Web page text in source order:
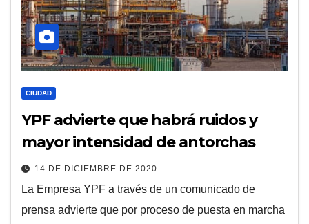
CIUDAD
YPF advierte que habrá ruidos y
mayor intensidad de antorchas
14 DE DICIEMBRE DE 2020
La Empresa YPF a través de un comunicado de
prensa advierte que por proceso de puesta en marcha